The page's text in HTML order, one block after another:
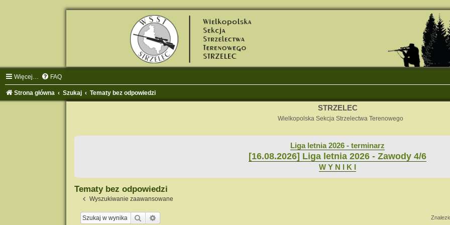
Więcej… FAQ
Strona główna Szukaj Tematy bez odpowiedzi
STRZELEC
Wielkopolska Sekcja Strzelectwa Terenowego
Liga letnia 2026 - terminarz
[16.08.2026] Liga letnia 2026 - Zawody 4/6
W Y N I K I
Tematy bez odpowiedzi
Wyszukiwanie zaawansowane
Szukaj